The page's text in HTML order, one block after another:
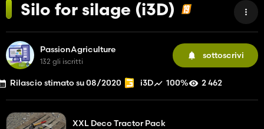
Silo for silage (i3D)
PassionAgriculture
132 gli iscritti
sottoscrivi
Rilascio stimato su 08/2020 i3D 100% 2 462
XXL Deco Tractor Pack